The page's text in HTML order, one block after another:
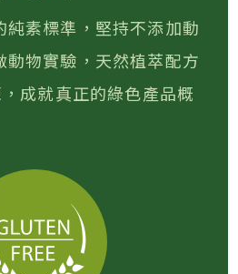
素標準，堅持不添加動
物實驗，天然植萃配方
成就真正的綠色產品概